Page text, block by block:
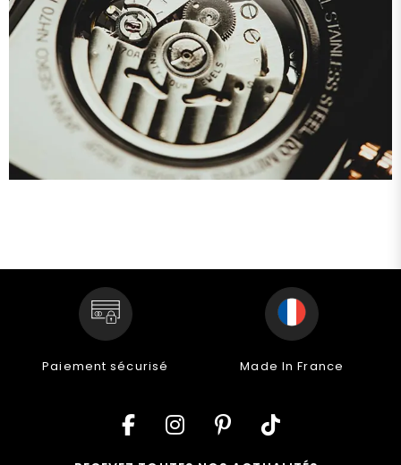
Paiement sécurisé Made In France